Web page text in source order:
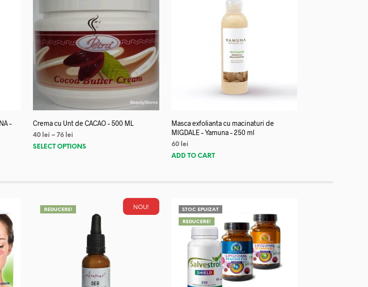
–
Crema cu Unt de CACAO – 500 ML
40 lei –76 lei
SELECT OPTIONS
Masca exfolianta cu macinaturi de
MIGDALE – Yamuna – 250 ml
60 lei
ADD TO CART
NOU!
REDUCERE! STOC EPUIZAT
REDUCERE!